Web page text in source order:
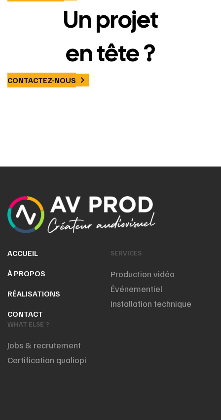
Un projet
en tête ?
CONTACTEZ-NOUS
ACCUEIL
À PROPOS
RÉALISATIONS
CONTACT
SERVICES
Production vidéo
Événementiel
Installation technique
WHAT ELSE ?
Jobs & recrutement
Certification qualiopi